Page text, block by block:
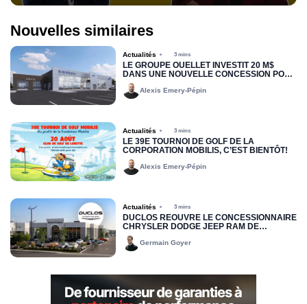
Nouvelles similaires
Actualités 3 mins
LE GROUPE OUELLET INVESTIT 20 M$
DANS UNE NOUVELLE CONCESSION POUR
RIMOUSKI FORD
Alexis Emery-Pépin
Actualités 3 mins
LE 39E TOURNOI DE GOLF DE LA
CORPORATION MOBILIS, C’EST BIENTÔT!
Alexis Emery-Pépin
Actualités 3 mins
DUCLOS RÉOUVRE LE CONCESSIONNAIRE
CHRYSLER DODGE JEEP RAM DE
DRUMMONDVILLE
Germain Goyer